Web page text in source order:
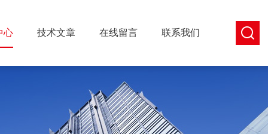
心 技术文章 在线留言 联系我们